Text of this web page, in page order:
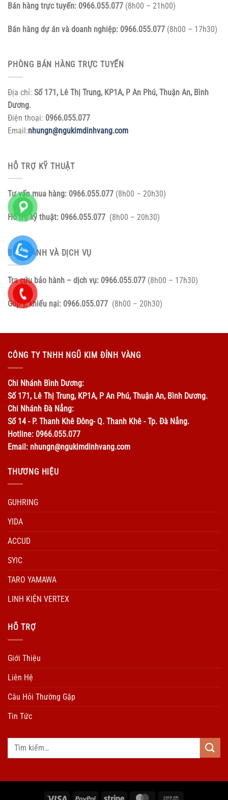
Bán hàng trực tuyến: 0966.055.077 (8h00 – 21h00)
Bán hàng dự án và doanh nghiệp: 0966.055.077 (8h00 – 17h30)
PHÒNG BÁN HÀNG TRỰC TUYẾN
Địa chỉ: Số 171, Lê Thị Trung, KP1A, P An Phú, Thuận An, Bình
Dương.
Điện thoại: 0966.055.077
Email:nhungn@ngukimdinhvang.com
HỖ TRỢ KỸ THUẬT
Tư vấn mua hàng: 0966.055.077 (8h00 – 20h30)
Hỗ trợ kỹ thuật: 0966.055.077 (8h00 – 20h30)
BẢO HÀNH VÀ DỊCH VỤ
Tra cứu bảo hành – dịch vụ: 0966.055.077 (8h00 – 17h30)
Góp ý, khiếu nại: 0966.055.077 (8h00 – 20h30)
CÔNG TY TNHH NGŨ KIM ĐỈNH VÀNG
Chi Nhánh Bình Dương:
Số 171, Lê Thị Trung, KP1A, P An Phú, Thuận An, Bình Dương.
Chi Nhánh Đà Nẳng:
Số 14 - P. Thanh Khê Đông- Q. Thanh Khê - Tp. Đà Nẵng.
Hotline: 0966.055.077
Email: nhungn@ngukimdinhvang.com
THƯƠNG HIỆU
GUHRING
YIDA
ACCUD
SYIC
TARO YAMAWA
LINH KIỆN VERTEX
HÕ TRỢ
Giới Thiệu
Liên Hệ
Câu Hỏi Thường Gặp
Tin Tức